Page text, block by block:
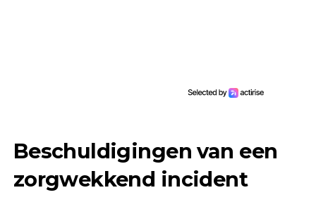
Beschuldigingen van een
zorgwekkend incident